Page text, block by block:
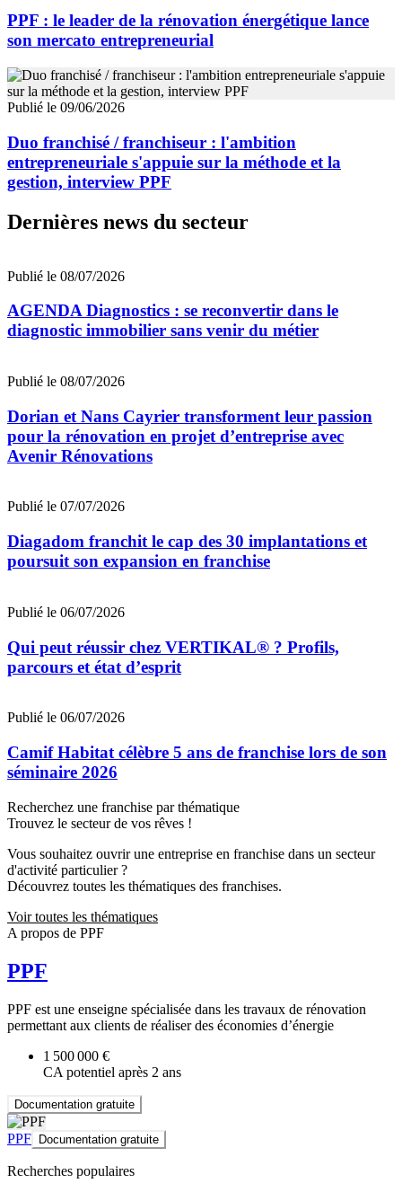
PPF : le leader de la rénovation énergétique lance
son mercato entrepreneurial
Publié le 09/06/2026
Duo franchisé / franchiseur : l'ambition
entrepreneuriale s'appuie sur la méthode et la
gestion, interview PPF
Dernières news du secteur
Publié le 08/07/2026
AGENDA Diagnostics : se reconvertir dans le
diagnostic immobilier sans venir du métier
Publié le 08/07/2026
Dorian et Nans Cayrier transforment leur passion
pour la rénovation en projet d’entreprise avec
Avenir Rénovations
Publié le 07/07/2026
Diagadom franchit le cap des 30 implantations et
poursuit son expansion en franchise
Publié le 06/07/2026
Qui peut réussir chez VERTIKAL® ? Profils,
parcours et état d’esprit
Publié le 06/07/2026
Camif Habitat célèbre 5 ans de franchise lors de son
séminaire 2026
Recherchez une franchise par thématique
Trouvez le secteur de vos rêves !
Vous souhaitez ouvrir une entreprise en franchise dans un secteur
d'activité particulier ?
Découvrez toutes les thématiques des franchises.
Voir toutes les thématiques
A propos de PPF
PPF
PPF est une enseigne spécialisée dans les travaux de rénovation
permettant aux clients de réaliser des économies d’énergie
1 500 000 €
CA potentiel après 2 ans
Documentation gratuite
PPF Documentation gratuite
Recherches populaires